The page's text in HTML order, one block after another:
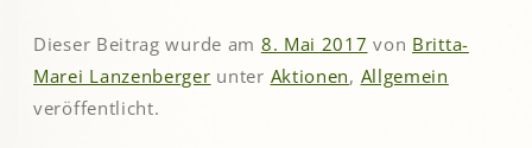
Dieser Beitrag wurde am 8. Mai 2017 von Britta-
Marei Lanzenberger unter Aktionen, Allgemein
veröffentlicht.